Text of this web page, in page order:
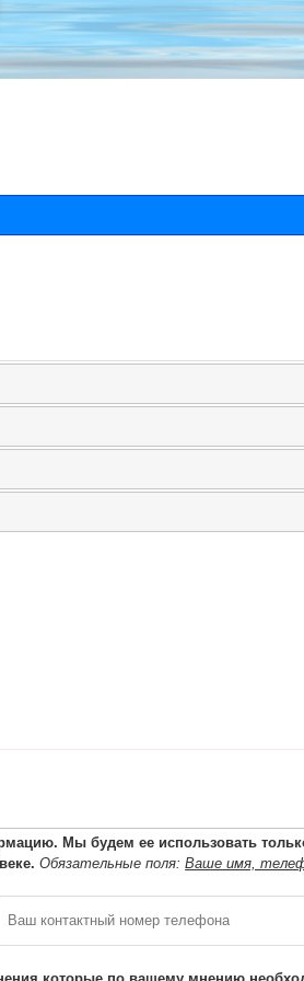
Мы будем ее использовать
Обязательные поля:Ваше имя,